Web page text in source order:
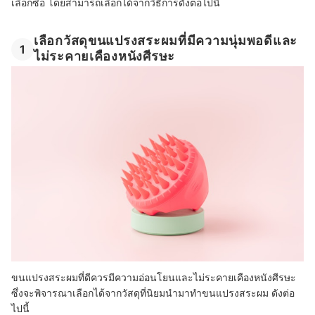
1
เลือกวัสดุขนแปรงสระผมที่มีความนุ่มพอดีและ
ไม่ระคายเคืองหนังศีรษะ
ขนแปรงสระผมที่ดีควรมีความอ่อนโยนและไม่ระคายเคืองหนังศีรษะ
ซึ่งจะพิจารณาเลือกได้จากวัสดุที่นิยมนำมาทำขนแปรงสระผม ดังต่อ
ไปนี้